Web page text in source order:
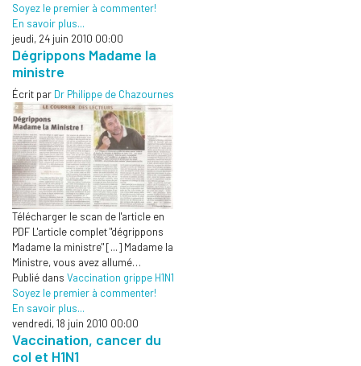
Soyez le premier à commenter!
En savoir plus...
jeudi, 24 juin 2010 00:00
Dégrippons Madame la
ministre
Écrit par Dr Philippe de Chazournes
Télécharger le scan de l'article en
PDF L'article complet "dégrippons
Madame la ministre" [...] Madame la
Ministre, vous avez allumé…
Publié dans Vaccination grippe H1N1
Soyez le premier à commenter!
En savoir plus...
vendredi, 18 juin 2010 00:00
Vaccination, cancer du
col et H1N1